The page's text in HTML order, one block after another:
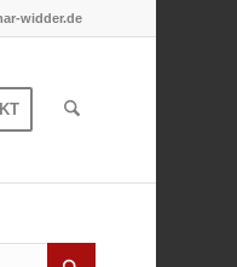
widder.de